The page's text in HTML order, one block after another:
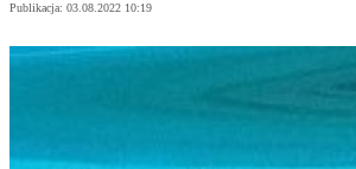
Publikacja: 03.08.2022 10:19